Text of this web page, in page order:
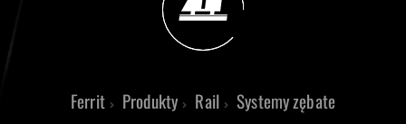
Ferrit Produkty Rail Systemy zębate